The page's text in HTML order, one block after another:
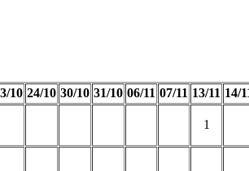
10 24/10 30/10 31/10 06/11 07/11 13/11 14/
1